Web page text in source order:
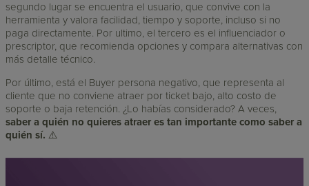
segundo lugar se encuentra el usuario, que convive con la
herramienta y valora facilidad, tiempo y soporte, incluso si no
paga directamente. Por ultimo, el tercero es el influenciador o
prescriptor, que recomienda opciones y compara alternativas con
más detalle técnico.
Por último, está el Buyer persona negativo, que representa al
cliente que no conviene atraer por ticket bajo, alto costo de
soporte o baja retención. ¿Lo habías considerado? A veces,
saber a quién no quieres atraer es tan importante como saber a
quién sí. ⚠️